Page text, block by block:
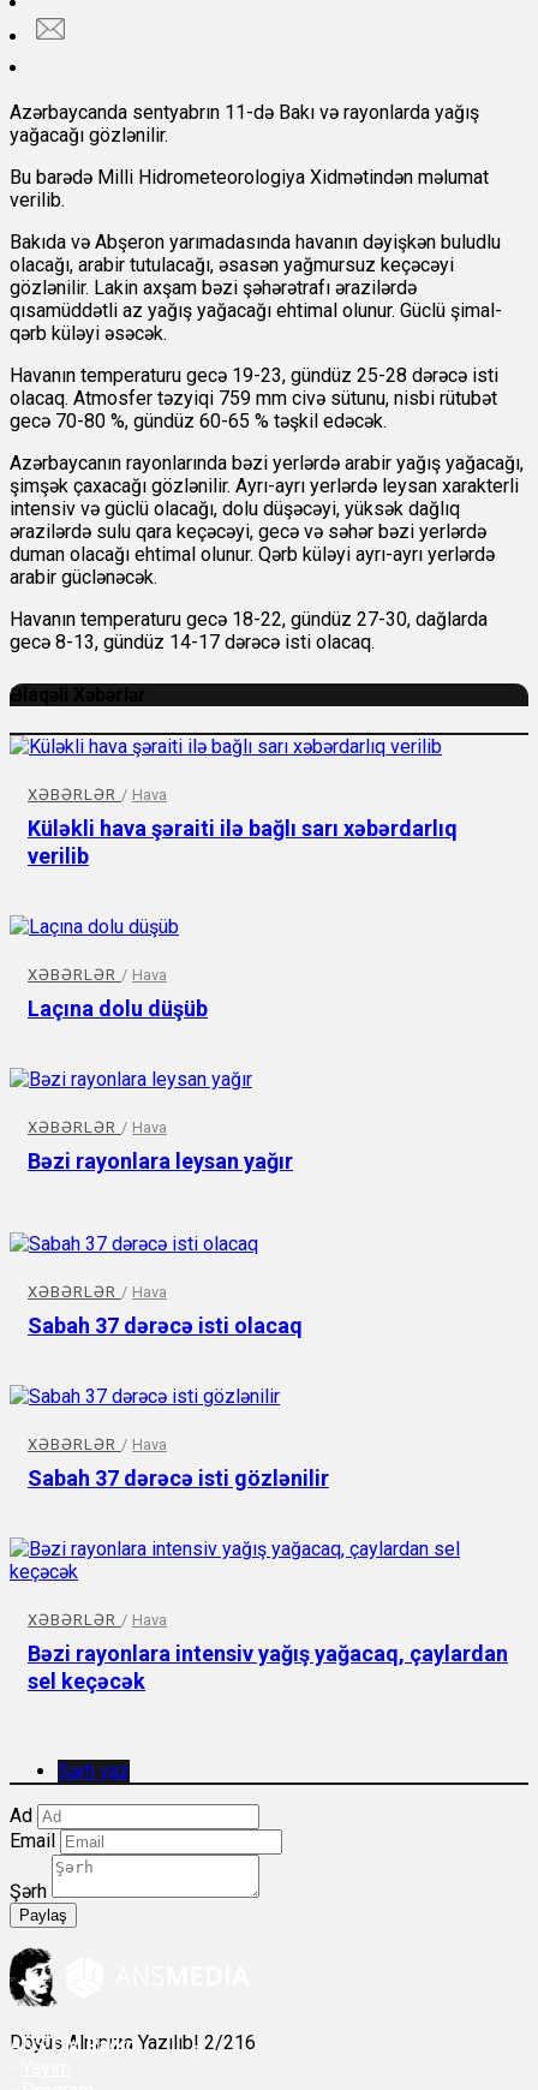
Azərbaycanda sentyabrın 11-də Bakı və rayonlarda yağış
yağacağı gözlənilir.
Bu barədə Milli Hidrometeorologiya Xidmətindən məlumat
verilib.
Bakıda və Abşeron yarımadasında havanın dəyişkən buludlu
olacağı, arabir tutulacağı, əsasən yağmursuz keçəcəyi
gözlənilir. Lakin axşam bəzi şəhərətrafı ərazilərdə
qısamüddətli az yağış yağacağı ehtimal olunur. Güclü şimal-
qərb küləyi əsəcək.
Havanın temperaturu gecə 19-23, gündüz 25-28 dərəcə isti
olacaq. Atmosfer təzyiqi 759 mm civə sütunu, nisbi rütubət
gecə 70-80 %, gündüz 60-65 % təşkil edəcək.
Azərbaycanın rayonlarında bəzi yerlərdə arabir yağış yağacağı,
şimşək çaxacağı gözlənilir. Ayrı-ayrı yerlərdə leysan xarakterli
intensiv və güclü olacağı, dolu düşəcəyi, yüksək dağlıq
ərazilərdə sulu qara keçəcəyi, gecə və səhər bəzi yerlərdə
duman olacağı ehtimal olunur. Qərb küləyi ayrı-ayrı yerlərdə
arabir güclənəcək.
Havanın temperaturu gecə 18-22, gündüz 27-30, dağlarda
gecə 8-13, gündüz 14-17 dərəcə isti olacaq.
Əlaqəli Xəbərlər
XƏBƏRLƏR / Hava
Küləkli hava şəraiti ilə bağlı sarı xəbərdarlıq
verilib
XƏBƏRLƏR / Hava
Laçına dolu düşüb
XƏBƏRLƏR / Hava
Bəzi rayonlara leysan yağır
XƏBƏRLƏR / Hava
Sabah 37 dərəcə isti olacaq
XƏBƏRLƏR / Hava
Sabah 37 dərəcə isti gözlənilir
XƏBƏRLƏR / Hava
Bəzi rayonlara intensiv yağış yağacaq, çaylardan
sel keçəcək
Şərh yaz
Ad
Email
Şərh
Paylaş
Döyüş Alnınıza Yazılıb! 2/216
ANSÇM Radio